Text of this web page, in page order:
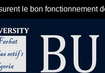
le bon fonctionnement
الخط المباشر